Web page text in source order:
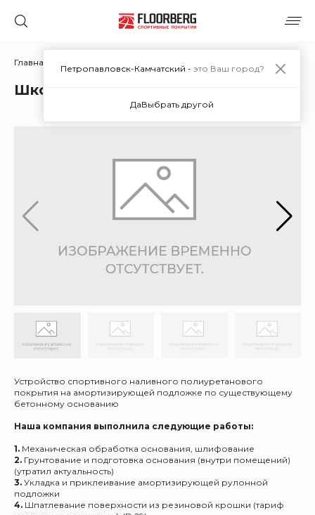
Главная
Школьный спортзал
Устройство спортивного наливного полиуретанового
покрытия на амортизирующей подложке по существующему
бетонному основанию
Наша компания выполнила следующие работы:
1. Механическая обработка основания, шлифование
2. Грунтование и подготовка основания (внутри помещений)
(утратил актуальность)
3. Укладка и приклеивание амортизирующей рулонной
подложки
4. Шпатлевание поверхности из резиновой крошки (тариф
Петропавловск-Камчатский - это Ваш город?
ДаВыбрать другой